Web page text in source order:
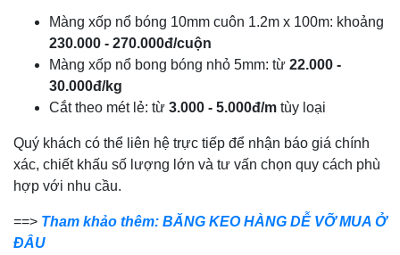
Màng xốp nổ bóng 10mm cuôn 1.2m x 100m: khoảng
230.000 - 270.000đ/cuộn
Màng xốp nổ bong bóng nhỏ 5mm: từ 22.000 -
30.000đ/kg
Cắt theo mét lẻ: từ 3.000 - 5.000đ/m tùy loại
Quý khách có thể liên hệ trực tiếp để nhận báo giá chính
xác, chiết khấu số lượng lớn và tư vấn chọn quy cách phù
hợp với nhu cầu.
==> Tham khảo thêm: BĂNG KEO HÀNG DỄ VỠ MUA Ở
ĐÂU